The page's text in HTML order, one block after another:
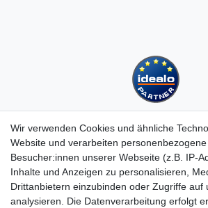
Kundenservice
Hotline: 07452 - 847 162 0
Kontakt
Wir verwenden Cookies und ähnliche
Website und verarbeiten
Besucher:innen unserer Webseite (z.B. IP-
Inhalte und Anzeigen zu personalisieren,
Drittanbietern einzubinden oder Zugriffe auf
analysieren. Die Datenverarbeitung erfolgt